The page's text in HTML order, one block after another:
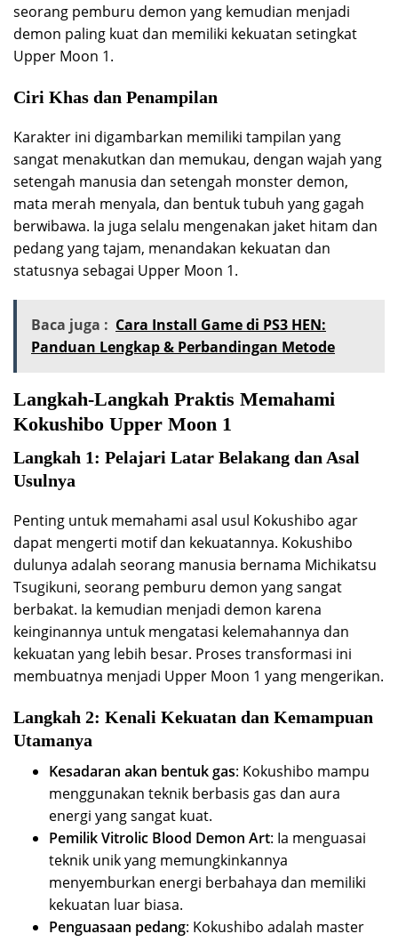
seorang pemburu demon yang kemudian menjadi
demon paling kuat dan memiliki kekuatan setingkat
Upper Moon 1.
Ciri Khas dan Penampilan
Karakter ini digambarkan memiliki tampilan yang
sangat menakutkan dan memukau, dengan wajah yang
setengah manusia dan setengah monster demon,
mata merah menyala, dan bentuk tubuh yang gagah
berwibawa. Ia juga selalu mengenakan jaket hitam dan
pedang yang tajam, menandakan kekuatan dan
statusnya sebagai Upper Moon 1.
Baca juga : Cara Install Game di PS3 HEN:
Panduan Lengkap & Perbandingan Metode
Langkah-Langkah Praktis Memahami
Kokushibo Upper Moon 1
Langkah 1: Pelajari Latar Belakang dan Asal
Usulnya
Penting untuk memahami asal usul Kokushibo agar
dapat mengerti motif dan kekuatannya. Kokushibo
dulunya adalah seorang manusia bernama Michikatsu
Tsugikuni, seorang pemburu demon yang sangat
berbakat. Ia kemudian menjadi demon karena
keinginannya untuk mengatasi kelemahannya dan
kekuatan yang lebih besar. Proses transformasi ini
membuatnya menjadi Upper Moon 1 yang mengerikan.
Langkah 2: Kenali Kekuatan dan Kemampuan
Utamanya
Kesadaran akan bentuk gas: Kokushibo mampu
menggunakan teknik berbasis gas dan aura
energi yang sangat kuat.
Pemilik Vitrolic Blood Demon Art: Ia menguasai
teknik unik yang memungkinkannya
menyemburkan energi berbahaya dan memiliki
kekuatan luar biasa.
Penguasaan pedang: Kokushibo adalah master